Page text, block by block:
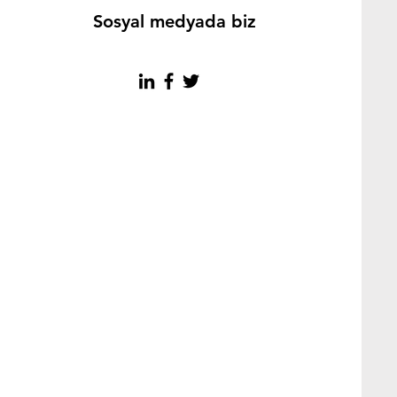
Sosyal medyada biz